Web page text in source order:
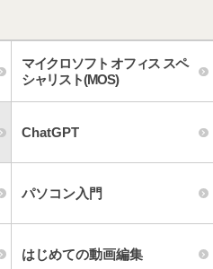
マイクロソフト オフィス スペ
シャリスト(MOS)
ChatGPT
パソコン入門
はじめての動画編集